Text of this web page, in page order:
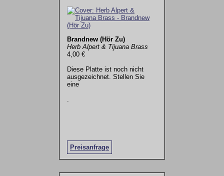
Brandnew (Hör Zu)
Herb Alpert & Tijuana Brass
4,00 €
Diese Platte ist noch nicht
ausgezeichnet. Stellen Sie
eine
Preisanfrage